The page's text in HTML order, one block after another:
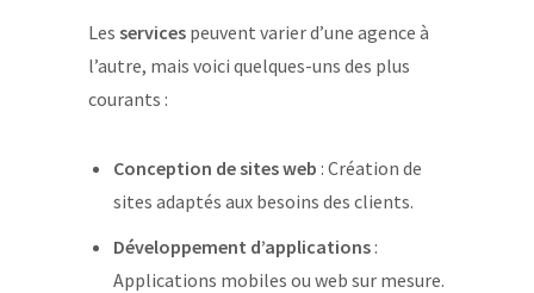
Les services peuvent varier d’une agence à
l’autre, mais voici quelques-uns des plus
courants :
Conception de sites web : Création de
sites adaptés aux besoins des clients.
Développement d’applications:
Applications mobiles ou web sur mesure.